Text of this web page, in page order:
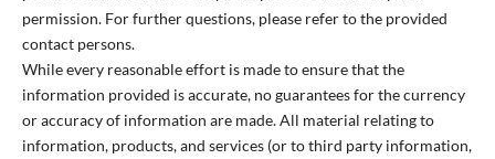
permission. For further questions, please refer to the provided
contact persons.
While every reasonable effort is made to ensure that the
information provided is accurate, no guarantees for the currency
or accuracy of information are made. All material relating to
information, products, and services (or to third party information,